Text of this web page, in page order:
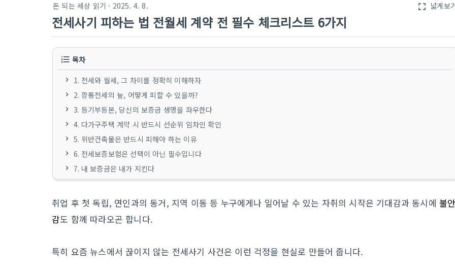
돈 되는 세상 읽기 · 2025. 4. 8. fullscreen 넓게보
전세사기 피하는 법 전월세 계약 전 필수 체크리스트 6가지
목차
1. 전세와 월세, 그 차이를 정확히 이해하자
2. 깡통전세의 늪, 어떻게 피할 수 있을까?
3. 등기부등본, 당신의 보증금 생명을 좌우한다
4. 다가구주택 계약 시 반드시 선순위 임차인 확인
5. 위반건축물은 반드시 피해야 하는 이유
6. 전세보증보험은 선택이 아닌 필수입니다
7. 내 보증금은 내가 지킨다
취업 후 첫 독립, 연인과의 동거, 지역 이동 등 누구에게나 일어날 수 있는 자취의 시작은 기대감과 동시에불
감도 함께 따라오곤 합니다.
특히 요즘 뉴스에서 끊이지 않는 전세사기 사건은 이런 걱정을 현실로 만들어 줍니다.